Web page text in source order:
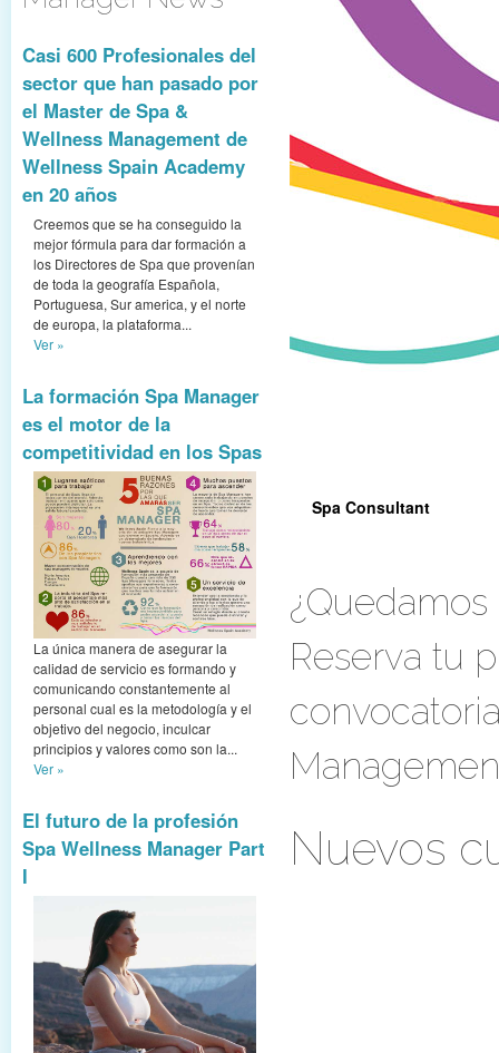
Casi 600 Profesionales del
sector que han pasado por
el Master de Spa &
Wellness Management de
Wellness Spain Academy
en 20 años
Creemos que se ha conseguido la
mejor fórmula para dar formación a
los Directores de Spa que provenían
de toda la geografía Española,
Portuguesa, Sur america, y el norte
de europa, la plataforma...
Ver »
La formación Spa Manager
es el motor de la
competitividad en los Spas
La única manera de asegurar la
calidad de servicio es formando y
comunicando constantemente al
personal cual es la metodología y el
objetivo del negocio, inculcar
principios y valores como son la...
Ver »
El futuro de la profesión
Spa Wellness Manager Part
I
Spa Consultant
Reserva tu
Nuevos